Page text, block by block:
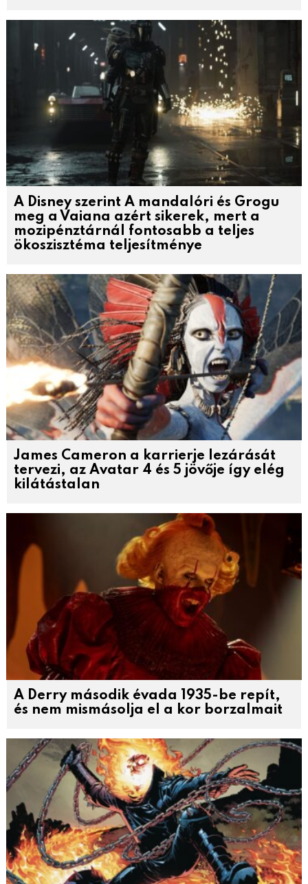
A Disney szerint A mandalóri és Grogu
meg a Vaiana azért sikerek, mert a
mozipénztárnál fontosabb a teljes
ökoszisztéma teljesítménye
James Cameron a karrierje lezárását
tervezi, az Avatar 4 és 5 jövője így elég
kilátástalan
A Derry második évada 1935-be repít,
és nem mismásolja el a kor borzalmait